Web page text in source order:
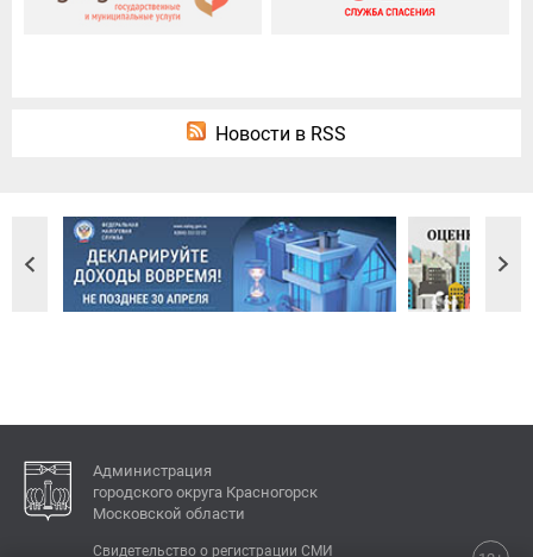
Новости в RSS
Администрация
городского округа Красногорск
Московской области
Свидетельство о регистрации СМИ